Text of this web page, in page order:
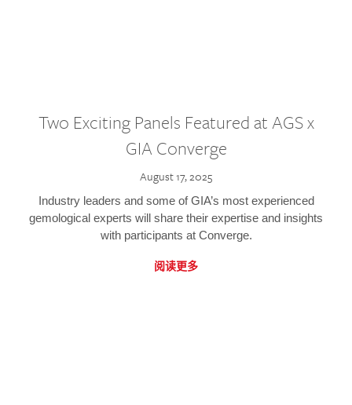
Two Exciting Panels Featured at AGS x
GIA Converge
August 17, 2025
Industry leaders and some of GIA’s most experienced
gemological experts will share their expertise and insights
with participants at Converge.
阅读更多